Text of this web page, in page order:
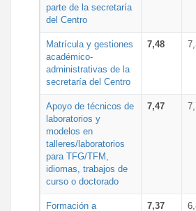
parte de la secretaría
del Centro
Matrícula y gestiones
académico-
administrativas de la
secretaría del Centro
7,48
Apoyo de técnicos de
laboratorios y
modelos en
talleres/laboratorios
para TFG/TFM,
idiomas, trabajos de
curso o doctorado
7,47
Formación a
7,37